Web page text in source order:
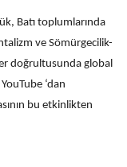
Batı toplumlarında
ve Sömürgecilik-
doğrultusunda global
‘dan
bu etkinlikten